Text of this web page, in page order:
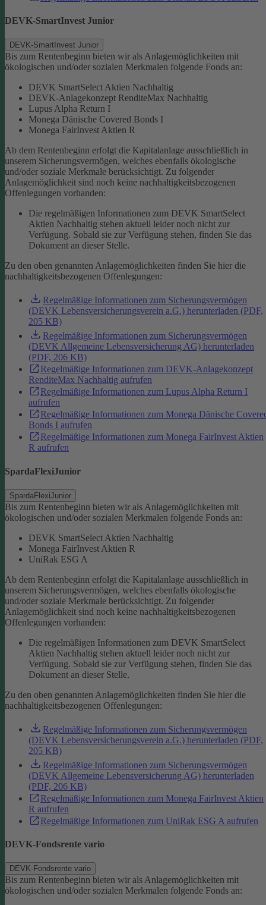
DEVK-SmartInvest Junior
DEVK-SmartInvest Junior
Bis zum Rentenbeginn bieten wir als Anlagemöglichkeiten mit
ökologischen und/oder sozialen Merkmalen folgende Fonds an:
DEVK SmartSelect Aktien Nachhaltig
DEVK-Anlagekonzept RenditeMax Nachhaltig
Lupus Alpha Return I
Monega Dänische Covered Bonds I
Monega FairInvest Aktien R
Ab dem Rentenbeginn erfolgt die Kapitalanlage ausschließlich in
unserem Sicherungsvermögen, welches ebenfalls ökologische
und/oder soziale Merkmale berücksichtigt. Zu folgender
Anlagemöglichkeit sind noch keine nachhaltigkeitsbezogenen
Offenlegungen vorhanden:
Die regelmäßigen Informationen zum DEVK SmartSelect
Aktien Nachhaltig stehen aktuell leider noch nicht zur
Verfügung. Sobald sie zur Verfügung stehen, finden Sie das
Dokument an dieser Stelle.
Zu den oben genannten Anlagemöglichkeiten finden Sie hier die
nachhaltigkeitsbezogenen Offenlegungen:
Regelmäßige Informationen zum Sicherungsvermögen
(DEVK Lebensversicherungsverein a.G.) herunterladen (PDF,
205 KB)
Regelmäßige Informationen zum Sicherungsvermögen
(DEVK Allgemeine Lebensversicherung AG) herunterladen
(PDF, 206 KB)
Regelmäßige Informationen zum DEVK-Anlagekonzept
RenditeMax Nachhaltig aufrufen
Regelmäßige Informationen zum Lupus Alpha Return I
aufrufen
Regelmäßige Informationen zum Monega Dänische
Bonds I aufrufen
Regelmäßige Informationen zum Monega FairInvest Aktien
R aufrufen
SpardaFlexiJunior
SpardaFlexiJunior
Bis zum Rentenbeginn bieten wir als Anlagemöglichkeiten mit
ökologischen und/oder sozialen Merkmalen folgende Fonds an:
DEVK SmartSelect Aktien Nachhaltig
Monega FairInvest Aktien R
UniRak ESG A
Ab dem Rentenbeginn erfolgt die Kapitalanlage ausschließlich in
unserem Sicherungsvermögen, welches ebenfalls ökologische
und/oder soziale Merkmale berücksichtigt. Zu folgender
Anlagemöglichkeit sind noch keine nachhaltigkeitsbezogenen
Offenlegungen vorhanden:
Die regelmäßigen Informationen zum DEVK SmartSelect
Aktien Nachhaltig stehen aktuell leider noch nicht zur
Verfügung. Sobald sie zur Verfügung stehen, finden Sie das
Dokument an dieser Stelle.
Zu den oben genannten Anlagemöglichkeiten finden Sie hier die
nachhaltigkeitsbezogenen Offenlegungen:
Regelmäßige Informationen zum Sicherungsvermögen
(DEVK Lebensversicherungsverein a.G.) herunterladen (PDF,
205 KB)
Regelmäßige Informationen zum Sicherungsvermögen
(DEVK Allgemeine Lebensversicherung AG) herunterladen
(PDF, 206 KB)
Regelmäßige Informationen zum Monega FairInvest Aktien
R aufrufen
Regelmäßige Informationen zum UniRak ESG A aufrufen
DEVK-Fondsrente vario
DEVK-Fondsrente vario
Bis zum Rentenbeginn bieten wir als Anlagemöglichkeiten mit
ökologischen und/oder sozialen Merkmalen folgende Fonds an: